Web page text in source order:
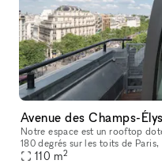
Avenue des Champs-
Notre espace est un rooftop
180 degrés sur les toits de
belle avenue du monde avec
110 m2